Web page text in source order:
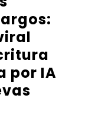
por IA